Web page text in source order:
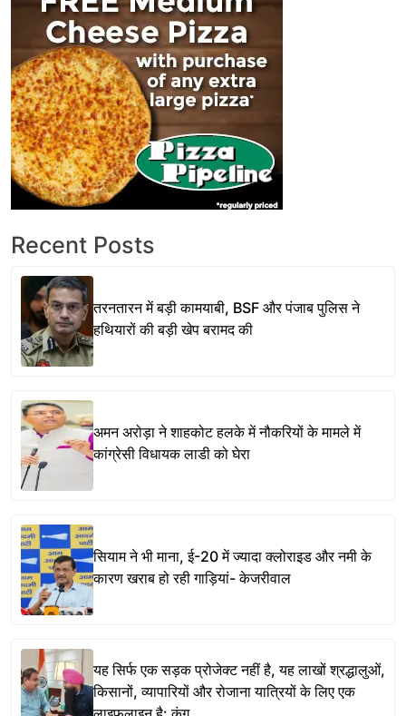
Recent Posts
तरनतारन में बड़ी कामयाबी, BSF और पंजाब पुलिस ने
हथियारों की बड़ी खेप बरामद की
अमन अरोड़ा ने शाहकोट हलके में नौकरियों के मामले में
कांग्रेसी विधायक लाडी को घेरा
सियाम ने भी माना, ई-20 में ज्यादा क्लोराइड और नमी के
कारण खराब हो रही गाड़ियां- केजरीवाल
यह सिर्फ एक सड़क प्रोजेक्ट नहीं है, यह लाखों श्रद्धालुओं,
किसानों, व्यापारियों और रोजाना यात्रियों के लिए एक